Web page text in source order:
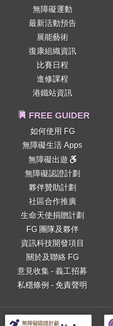
無障礙運動
最新活動預告
展能藝術
復康組織資訊
比賽日程
進修課程
港鐵站資訊
FREE GUIDER
如何使用 FG
無障礙生活 Apps
無障礙出遊
無障礙認證計劃
夥伴贊助計劃
社區合作推廣
生命天使捐贈計劃
FG 團隊及夥伴
資訊科技開發項目
關於及聯絡 FG
意見收集 -義工招募
私穩條例 - 免責聲明